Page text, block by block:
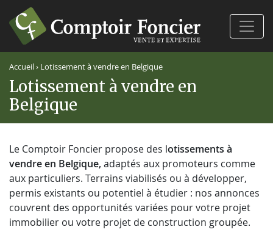
Accueil› Lotissement à vendre en Belgique
Lotissement à vendre en
Belgique
Le Comptoir Foncier propose des lotissements à
vendre en Belgique,adaptés aux promoteurs comme
aux particuliers. Terrains viabilisés ou à développer,
permis existants ou potentiel à étudier : nos annonces
couvrent des opportunités variées pour votre projet
immobilier ou votre projet de construction groupée.